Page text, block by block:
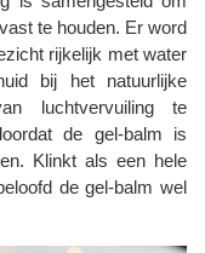
te houden. Er word
rijkelijk met water
bij het natuurlijke
luchtvervuiling te
de gel-balm is
Klinkt als een hele
de gel-balm wel